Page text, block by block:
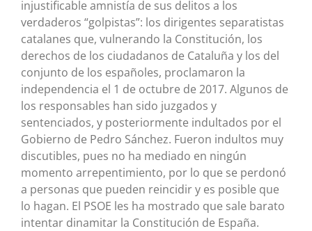
injustificable amnistía de sus delitos a los
verdaderos “golpistas”: los dirigentes separatistas
catalanes que, vulnerando la Constitución, los
derechos de los ciudadanos de Cataluña y los del
conjunto de los españoles, proclamaron la
independencia el 1 de octubre de 2017. Algunos de
los responsables han sido juzgados y
sentenciados, y posteriormente indultados por el
Gobierno de Pedro Sánchez. Fueron indultos muy
discutibles, pues no ha mediado en ningún
momento arrepentimiento, por lo que se perdonó
a personas que pueden reincidir y es posible que
lo hagan. El PSOE les ha mostrado que sale barato
intentar dinamitar la Constitución de España.